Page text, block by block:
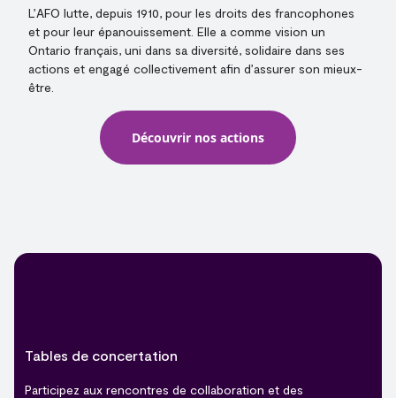
L’AFO lutte, depuis 1910, pour les droits des francophones
et pour leur épanouissement. Elle a comme vision un
Ontario français, uni dans sa diversité, solidaire dans ses
actions et engagé collectivement afin d’assurer son mieux-
être.
Découvrir nos actions
Tables de concertation
Participez aux rencontres de collaboration et des